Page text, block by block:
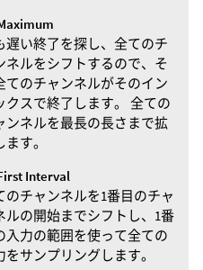
遅い終了を探し、全てのチ
ネルをシフトするので、そ
てのチャンネルがそのイン
クスで終了します。 全ての
ンネルを最長の長さまで拡
す。
Interval
のチャンネルを1番目のチャ
ルの開始までシフトし、1番
入力の範囲を使って全ての
をサンプリングします。